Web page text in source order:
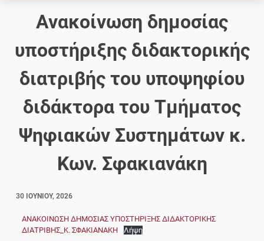
Ανακοίνωση δημοσίας
υποστήριξης διδακτορικής
διατριβής του υποψηφίου
διδάκτορα του Τμήματος
Ψηφιακών Συστημάτων κ.
Κων. Σφακιανάκη
30 ΙΟΥΝΊΟΥ, 2026
ΑΝΑΚΟΙΝΩΣΗ ΔΗΜΟΣΙΑΣ ΥΠΟΣΤΗΡΙΞΗΣ ΔΙΔΑΚΤΟΡΙΚΗΣ
ΔΙΑΤΡΙΒΗΣ_Κ. ΣΦΑΚΙΑΝΑΚΗ
Λήψη